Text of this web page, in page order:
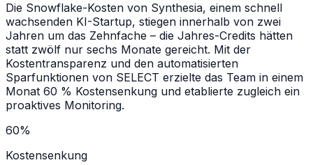
Die Snowflake-Kosten von Synthesia, einem schnell
wachsenden KI-Startup, stiegen innerhalb von zwei
Jahren um das Zehnfache – die Jahres-Credits hätten
statt zwölf nur sechs Monate gereicht. Mit der
Kostentransparenz und den automatisierten
Sparfunktionen von SELECT erzielte das Team in einem
Monat 60 % Kostensenkung und etablierte zugleich ein
proaktives Monitoring.
60%
Kostensenkung